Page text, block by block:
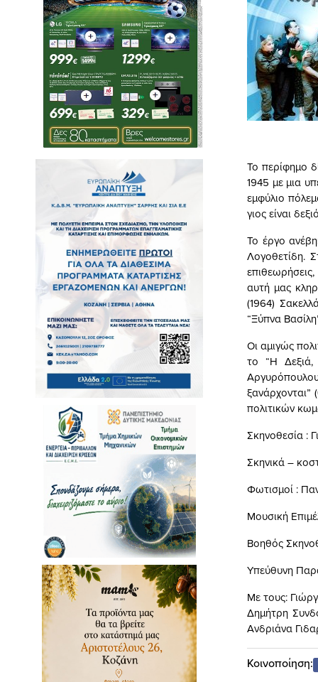
Το περίφημο
1945 με μια
εμφύλιο
γιος είναι
Το έργο
Λογοθετίδη.
αυτή μας
(1964)
“Ξύπνα
Οι αμιγώς
το “Η Δεξιά,
πολιτικών
Σκηνοθεσία :
Σκηνικά –
Φωτισμοί :
Μουσική
Βοηθός
Υπεύθυνη
Με τους:
Δημήτρη
Ανδριάνα
Κοινοποίηση: